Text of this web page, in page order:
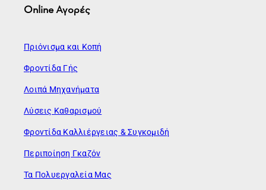
Online Αγορές
Πριόνισμα και Κοπή
Φροντίδα Γής
Λοιπά Μηχανήματα
Λύσεις Καθαρισμού
Φροντίδα Καλλιέργειας & Συγκομιδή
Περιποίηση Γκαζόν
Τα Πολυεργαλεία Μας